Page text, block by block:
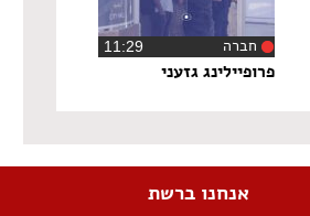
חברה
פרופיילינג גזעני
אנחנו ברשת